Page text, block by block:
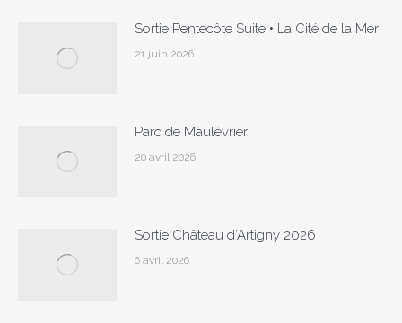
Sortie Pentecôte Suite • La Cité de la Mer
21 juin 2026
Parc de Maulévrier
20 avril 2026
Sortie Château d’Artigny 2026
6 avril 2026